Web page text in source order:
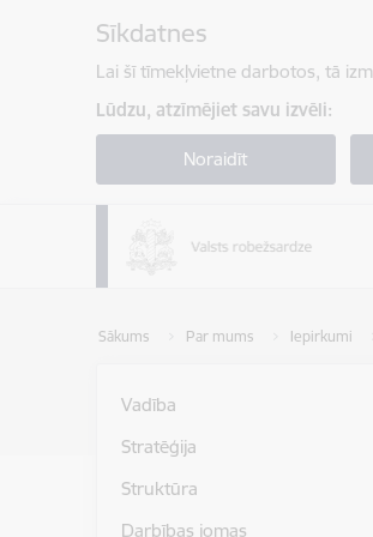
Sīkdatnes
Lai šī tīmekļvietne darbotos, tā
Lūdzu, atzīmējiet savu izvēli:
Noraidīt
Sākums Par mums Iepirkumi
Vadība
Stratēģija
Struktūra
Darbības jomas